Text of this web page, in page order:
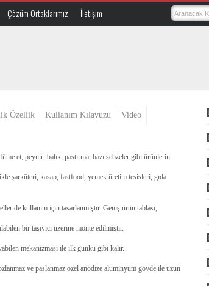
Çözüm Ortaklarımız İletişim
Özellik Kullanım Kılavuzu Video
et, peynir, balık, pastırma, bazı sebzeler gibi ürünlerin
şarküteri, kasap, fastfood, yemek üretim tesisleri, gıda
de kullanım için tasarlanmıştır. Geniş ürün tablası,
bir taşıyıcı üzerine monte edilmiştir.
mekanizması ile ilk günkü gibi kalır.
ve paslanmaz özel anodize alüminyum gövde ile uzun